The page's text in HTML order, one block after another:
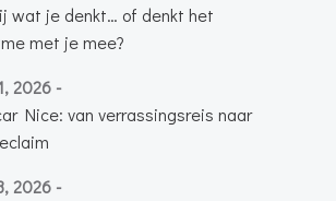
wat je denkt… of denkt het
met je mee?
2026 -
Nice: van verrassingsreis naar
2026 -